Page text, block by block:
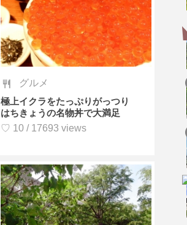
グルメ
極上イクラをたっぷりがっつり
はちきょうの名物丼で大満足
♡ 10 / 17693 views